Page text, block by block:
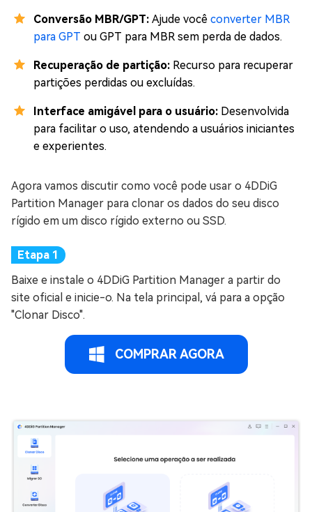
Conversão MBR/GPT: Ajude você converter MBR
para GPT ou GPT para MBR sem perda de dados.
Recuperação de partição: Recurso para recuperar
partições perdidas ou excluídas.
Interface amigável para o usuário: Desenvolvida
para facilitar o uso, atendendo a usuários iniciantes
e experientes.
Agora vamos discutir como você pode usar o 4DDiG
Partition Manager para clonar os dados do seu disco
rígido em um disco rígido externo ou SSD.
Baixe e instale o 4DDiG Partition Manager a partir do
site oficial e inicie-o. Na tela principal, vá para a opção
"Clonar Disco".
COMPRAR AGORA